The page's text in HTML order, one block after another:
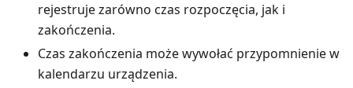
rejestruje zarówno czas rozpoczęcia, jak i
zakończenia.
Czas zakończenia może wywołać przypomnienie w
kalendarzu urządzenia.